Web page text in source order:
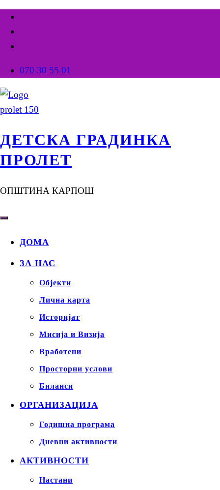
070 30 55 01
ДЕТСКА ГРАДИНКА
ПРОЛЕТ
ОПШТИНА КАРПОШ
ДОМА
ЗА НАС
Објекти
Лична карта
Историјат
Мисија и Визија
Вработени
Просторни услови
Биланси
ОРГАНИЗАЦИЈА
Годишна програма
Дневни активности
АКТИВНОСТИ
Настани